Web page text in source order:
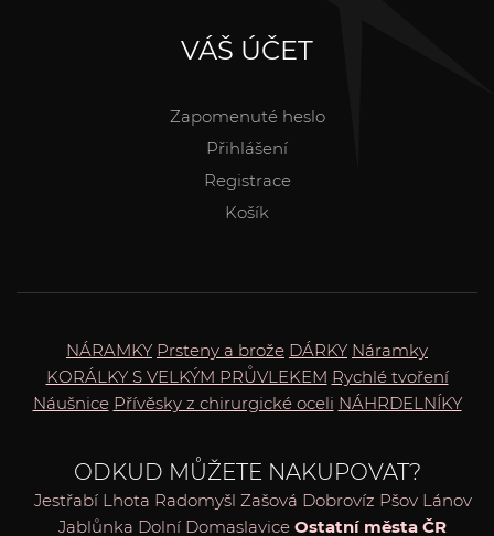
VÁŠ ÚČET
Zapomenuté heslo
Přihlášení
Registrace
Košík
NÁRAMKY Prsteny a brože DÁRKY Náramky
KORÁLKY S VELKÝM PRŮVLEKEM Rychlé tvoření
Náušnice Přívěsky z chirurgické oceli NÁHRDELNÍKY
ODKUD MŮŽETE NAKUPOVAT?
Jestřabí Lhota Radomyšl Zašová Dobrovíz Pšov Lánov
Jablůnka Dolní Domaslavice Ostatní města ČR